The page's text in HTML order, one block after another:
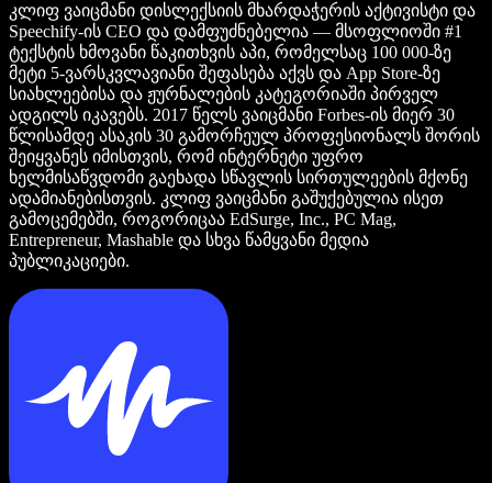
კლიფ ვაიცმანი დისლექსიის მხარდაჭერის აქტივისტი და
Speechify-ის CEO და დამფუძნებელია — მსოფლიოში #1
ტექსტის ხმოვანი წაკითხვის აპი, რომელსაც 100 000-ზე
მეტი 5-ვარსკვლავიანი შეფასება აქვს და App Store-ზე
სიახლეებისა და ჟურნალების კატეგორიაში პირველ
ადგილს იკავებს. 2017 წელს ვაიცმანი Forbes-ის მიერ 30
წლისამდე ასაკის 30 გამორჩეულ პროფესიონალს შორის
შეიყვანეს იმისთვის, რომ ინტერნეტი უფრო
ხელმისაწვდომი გაეხადა სწავლის სირთულეების მქონე
ადამიანებისთვის. კლიფ ვაიცმანი გაშუქებულია ისეთ
გამოცემებში, როგორიცაა EdSurge, Inc., PC Mag,
Entrepreneur, Mashable და სხვა წამყვანი მედია
პუბლიკაციები.